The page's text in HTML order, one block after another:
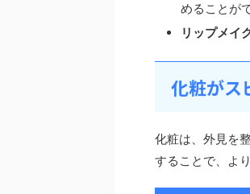
めることが
リップメイ
化粧がス
化粧は、外見を
することで、よ